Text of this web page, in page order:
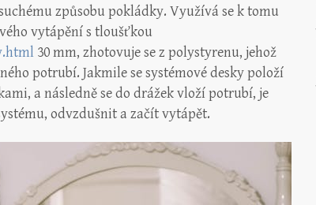
způsobu pokládky. Využívá se k tomu
vytápění s tloušťkou
30 mm, zhotovuje se z polystyrenu, jehož
potrubí. Jakmile se systémové desky položí
a následně se do drážek vloží potrubí, je
odvzdušnit a začít vytápět.